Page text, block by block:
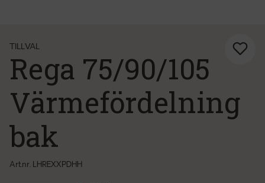
TILLVAL
Rega 75/90/105
Värmefördelning
bak
Art.nr. LHREXXPDHH